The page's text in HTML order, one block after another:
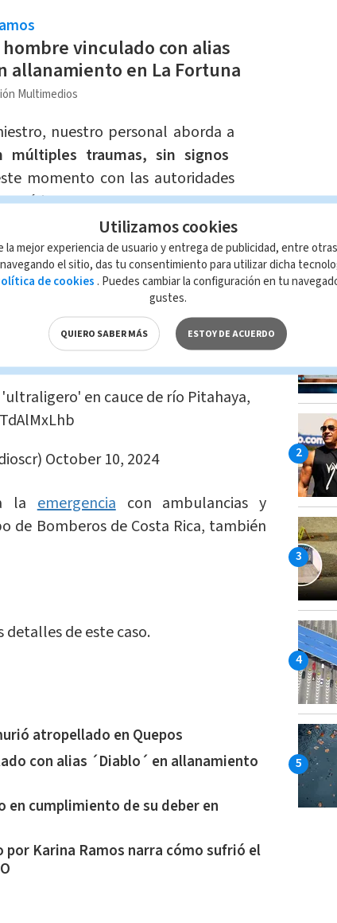
vinculado con alias
allanamiento en La Fortuna
Multimedios
nuestro personal aborda a
traumas, sin signos
momento con las autoridades
las9:44 de la mañana.La Cruz Roja se
la emergencia, de momento se
sufrió la caída, en apariencia se trataría
en cauce de río Pitahaya,
October 10, 2024
a laemergencia con ambulancias y
de Bomberos de Costa Rica, también
de este caso.
atropellado en Quepos
con alias ´Diablo´ en allanamiento
cumplimiento de su deber en
Karina Ramos narra cómo sufrió el
LO
Utilizamos cookies
la mejor experiencia de usuario y entrega de publicidad, entre
el sitio, das tu consentimiento para utilizar dicha
de cookies . Puedes cambiar la configuración en tu
gustes.
QUIERO SABER MÁS ESTOY DE ACUERDO